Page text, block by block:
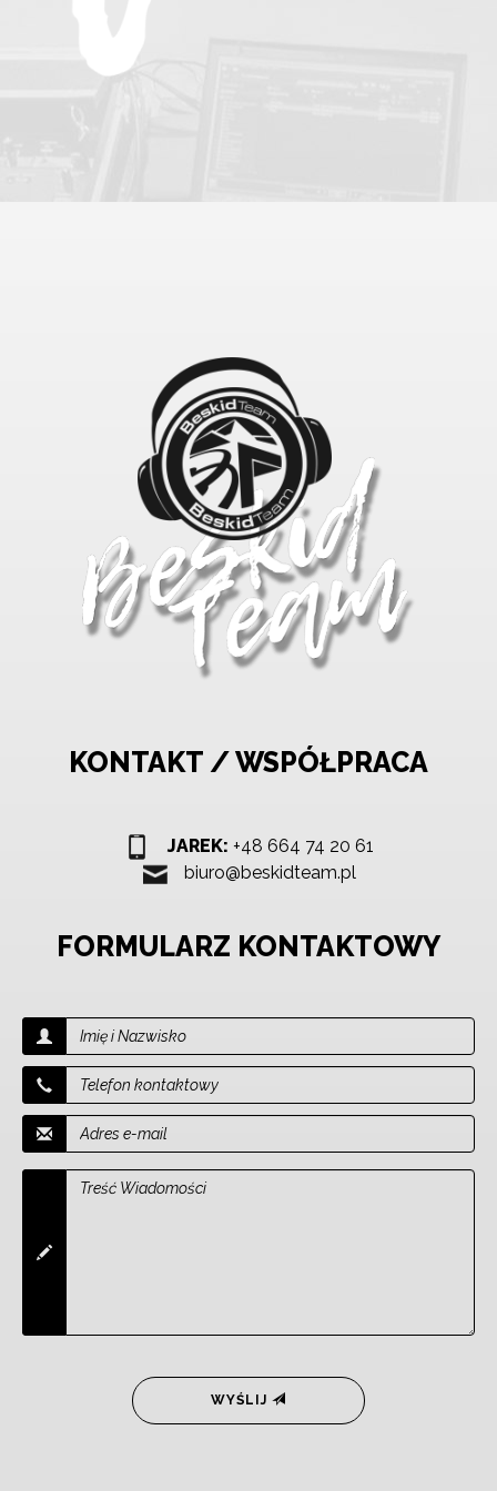
KONTAKT / WSPÓŁPRACA
JAREK: +48 664 74 20 61
biuro@beskidteam.pl
FORMULARZ KONTAKTOWY
WYŚLIJ